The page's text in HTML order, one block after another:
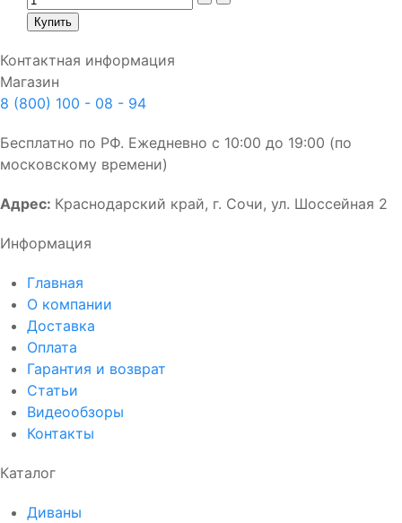
Контактная информация
Магазин
8 (800) 100 - 08 - 94
Бесплатно по РФ. Ежедневно с 10:00 до 19:00 (по
московскому времени)
Адрес: Краснодарский край, г. Сочи, ул. Шоссейная 2
Информация
Главная
О компании
Доставка
Оплата
Гарантия и возврат
Статьи
Видеообзоры
Контакты
Каталог
Диваны